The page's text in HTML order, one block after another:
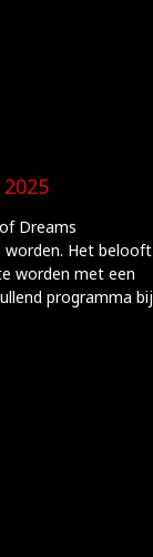
Dreams
Het belooft
worden met een
programma bij